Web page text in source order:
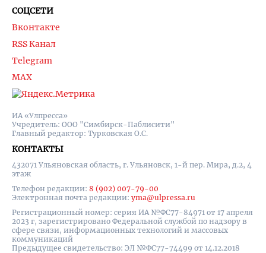
ИА «Улпресса»
Учредитель: ООО "Симбирск-Паблисити"
Главный редактор: Турковская О.С.
КОНТАКТЫ
432071 Ульяновская область, г. Ульяновск, 1-й пер. Мира, д.2, 4
этаж
Телефон редакции: 8 (902) 007-79-00
Электронная почта редакции: yma@ulpressa.ru
Регистрационный номер: серия ИА №ФС77-84971 от 17 апреля
2023 г, зарегистрировано Федеральной службой по надзору в
сфере связи, информационных технологий и массовых
коммуникаций
Предыдущее свидетельство: ЭЛ №ФС77-74499 от 14.12.2018
СОЦСЕТИ
Вконтакте
RSS Канал
Telegram
MAX